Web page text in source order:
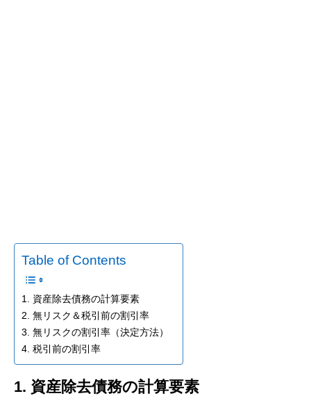
Table of Contents
1. 資産除去債務の計算要素
2. 無リスク＆税引前の割引率
3. 無リスクの割引率（決定方法）
4. 税引前の割引率
1. 資産除去債務の計算要素